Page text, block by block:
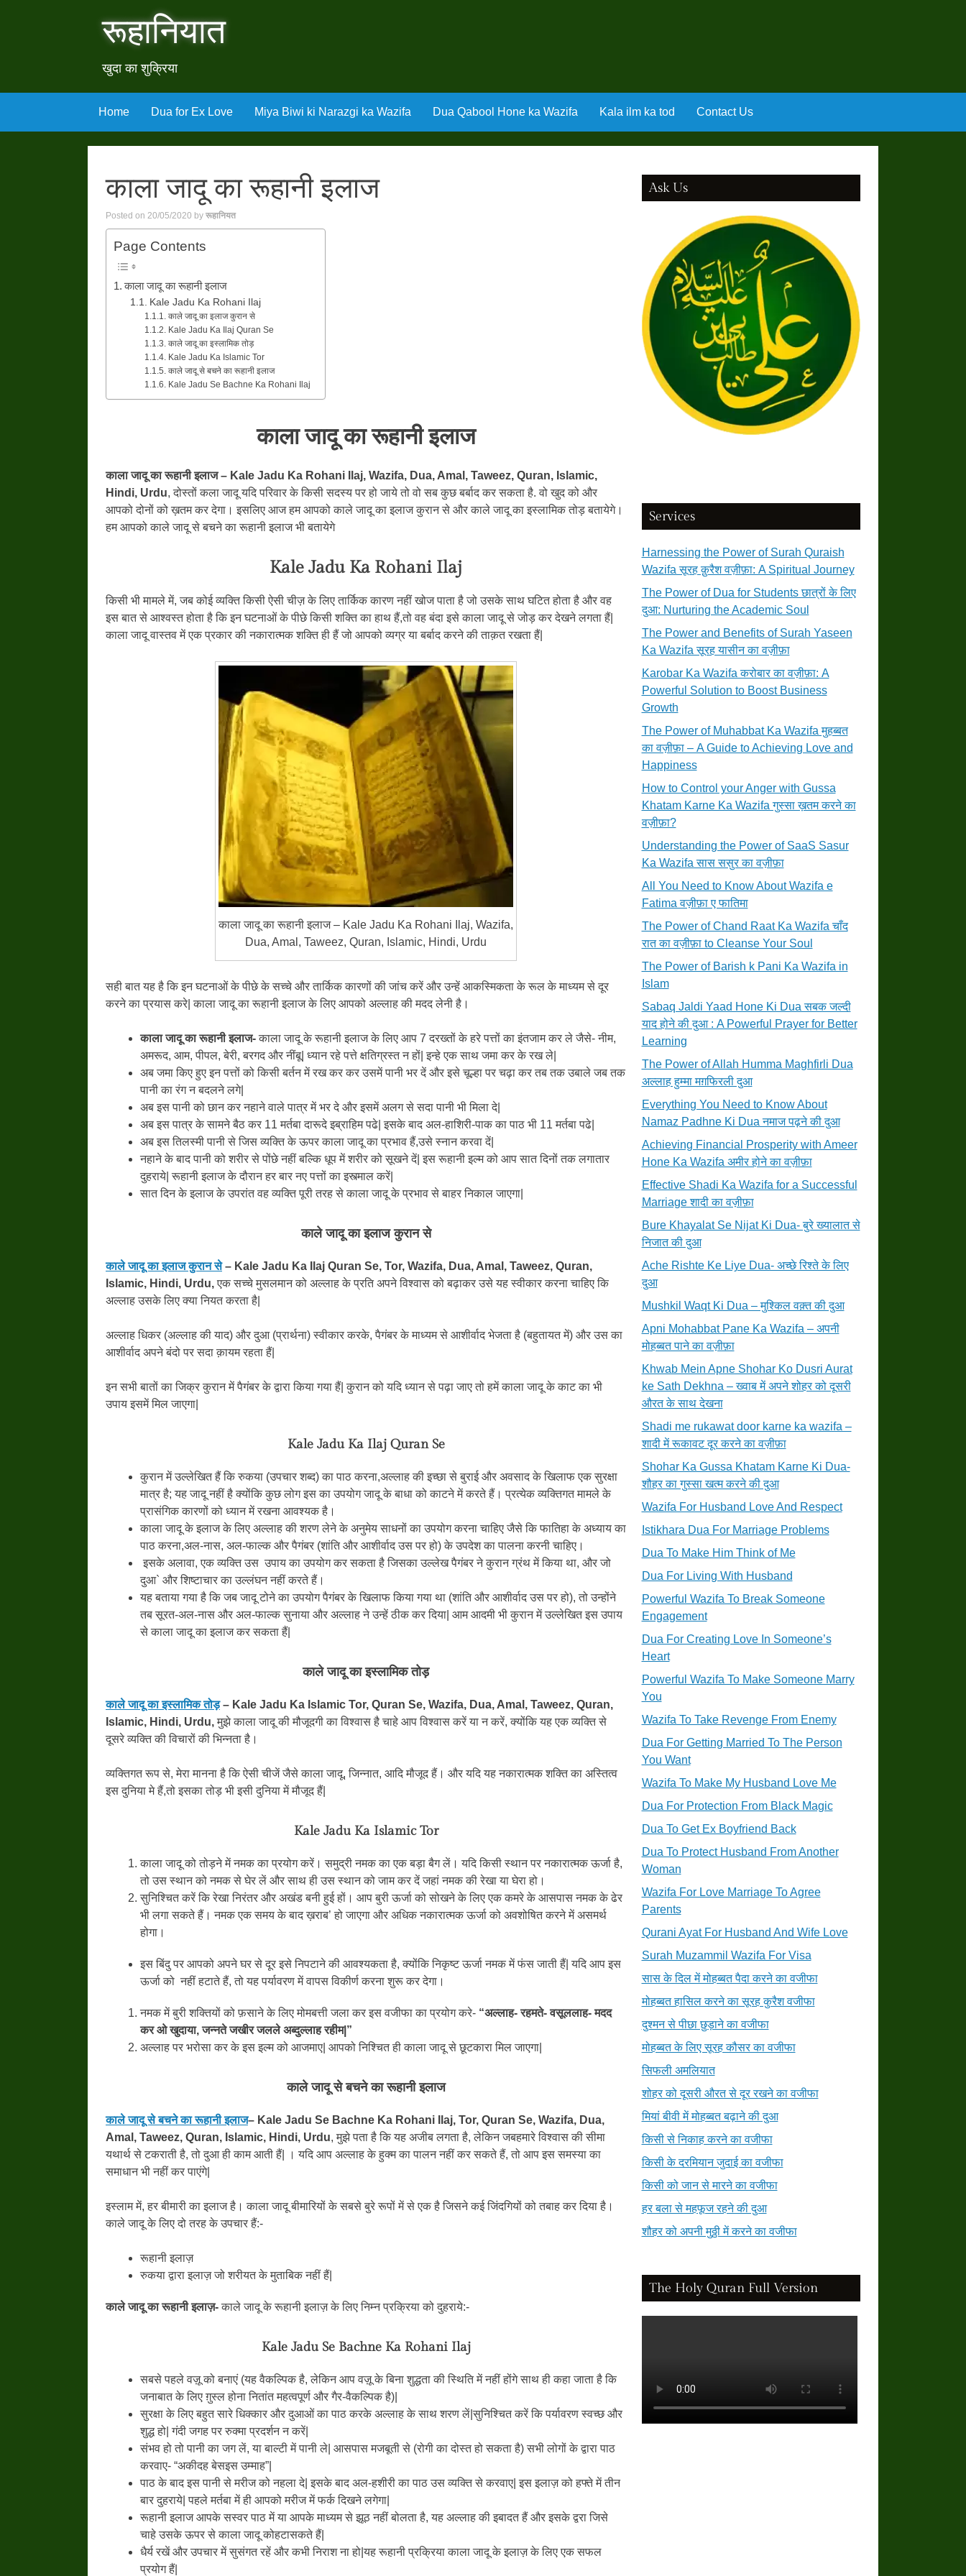
रूहानियात
खुदा का शुक्रिया
Skip
content
Home Dua for Ex Love Miya Biwi ki Narazgi ka Wazifa Dua Qabool Hone ka Wazifa Kala ilm ka tod Contact Us
काला जादू का रूहानी इलाज
Posted on 20/05/2020 by रूहानियत
Page Contents
काला जादू का रूहानी इलाज
Kale Jadu Ka Rohani Ilaj
काले जादू का इलाज कुरान से
Kale Jadu Ka Ilaj Quran Se
काले जादू का इस्लामिक तोड़
Kale Jadu Ka Islamic Tor
काले जादू से बचने का रूहानी इलाज
Kale Jadu Se Bachne Ka Rohani Ilaj
काला जादू का रूहानी इलाज
काला जादू का रूहानी इलाज – Kale Jadu Ka Rohani Ilaj, Wazifa, Dua, Amal, Taweez, Quran, Islamic,
Hindi, Urdu, दोस्तों कला जादू यदि परिवार के किसी सदस्य पर हो जाये तो वो सब कुछ बर्बाद कर सकता है. वो खुद को और
आपको दोनों को ख़तम कर देगा। इसलिए आज हम आपको काले जादू का इलाज कुरान से और काले जादू का इस्लामिक तोड़ बतायेगे।
हम आपको काले जादू से बचने का रूहानी इलाज भी बतायेगे
Kale Jadu Ka Rohani Ilaj
किसी भी मामले में, जब कोई व्यक्ति किसी ऐसी चीज़ के लिए तार्किक कारण नहीं खोज पाता है जो उसके साथ घटित होता है और वह
इस बात से आश्वस्त होता है कि इन घटनाओं के पीछे किसी शक्ति का हाथ हैं,तो वह बंदा इसे काला जादू से जोड़ कर देखने लगता हैं|
काला जादू वास्तव में एक प्रकार की नकारात्मक शक्ति ही हैं जो आपको व्यग्र या बर्बाद करने की ताक़त रखता हैं|
काला जादू का रूहानी इलाज – Kale Jadu Ka Rohani Ilaj, Wazifa,
Dua, Amal, Taweez, Quran, Islamic, Hindi, Urdu
सही बात यह है कि इन घटनाओं के पीछे के सच्चे और तार्किक कारणों की जांच करें और उन्हें आकस्मिकता के रूल के माध्यम से दूर
करने का प्रयास करे| काला जादू का रूहानी इलाज के लिए आपको अल्लाह की मदद लेनी है।
काला जादू का रूहानी इलाज-काला जादू के रूहानी इलाज के लिए आप 7 दरख्तों के हरे पत्तों का इंतजाम कर ले जैसे- नीम,
अमरूद, आम, पीपल, बेरी, बरगद और नींबू| ध्यान रहे पत्ते क्षतिग्रस्त न हों| इन्हे एक साथ जमा कर के रख ले|
अब जमा किए हुए इन पत्तों को किसी बर्तन में रख कर कर उसमें पानी भर दें और इसे चूल्हा पर चढ़ा कर तब तक उबाले जब तक
पानी का रंग न बदलने लगे|
अब इस पानी को छान कर नहाने वाले पात्र में भर दे और इसमें अलग से सदा पानी भी मिला दे|
अब इस पात्र के सामने बैठ कर 11 मर्तबा दारूदे इब्राहिम पढे| इसके बाद अल-हाशिरी-पाक का पाठ भी 11 मर्तबा पढे|
अब इस तिलस्मी पानी से जिस व्यक्ति के ऊपर काला जादू का प्रभाव हैं,उसे स्नान करवा दें|
नहाने के बाद पानी को शरीर से पोंछे नहीं बल्कि धूप में शरीर को सूखने दें| इस रूहानी इल्म को आप सात दिनों तक लगातार
दुहराये| रूहानी इलाज के दौरान हर बार नए पत्तों का इस्त्माल करें|
सात दिन के इलाज के उपरांत वह व्यक्ति पूरी तरह से काला जादू के प्रभाव से बाहर निकाल जाएगा|
काले जादू का इलाज कुरान से
काले जादू का इलाज कुरान से– Kale Jadu Ka Ilaj Quran Se, Tor, Wazifa, Dua, Amal, Taweez, Quran,
Islamic, Hindi, Urdu,एक सच्चे मुसलमान को अल्लाह के प्रति अपने विश्वास को बढ़ाकर उसे यह स्वीकार करना चाहिए कि
अल्लाह उसके लिए क्या नियत करता है|
अल्लाह धिकर (अल्लाह की याद) और दुआ (प्रार्थना) स्वीकार करके, पैगंबर के माध्यम से आशीर्वाद भेजता है (बहुतायत में) और उस का
आशीर्वाद अपने बंदो पर सदा क़ायम रहता हैं|
इन सभी बातों का जिक्र कुरान में पैगंबर के द्वारा किया गया हैं| कुरान को यदि ध्यान से पढ़ा जाए तो हमें काला जादू के काट का भी
उपाय इसमें मिल जाएगा|
Kale Jadu Ka Ilaj Quran Se
कुरान में उल्लेखित हैं कि रुकया (उपचार शब्द) का पाठ करना,अल्लाह की इच्छा से बुराई और अवसाद के खिलाफ एक सुरक्षा
मात्र है; यह जादू नहीं है क्योंकि कुछ लोग इस का उपयोग जादू के बाधा को काटने में करते हैं। प्रत्येक व्यक्तिगत मामले के
प्रासंगिक कारणों को ध्यान में रखना आवश्यक है।
काला जादू के इलाज के लिए अल्लाह की शरण लेने के अनुमेय साधनों का उपयोग करना चाहिए जैसे कि फातिहा के अध्याय का
पाठ करना,अल-नास, अल-फाल्क और पैगंबर (शांति और आशीर्वाद उस पर हो) के उपदेश का पालना करनी चाहिए।
इसके अलावा, एक व्यक्ति उस उपाय का उपयोग कर सकता है जिसका उल्लेख पैगंबर ने कुरान ग्रंथ में किया था, और जो
दुआ` और शिष्टाचार का उल्लंघन नहीं करते हैं।
यह बताया गया है कि जब जादू टोने का उपयोग पैगंबर के खिलाफ किया गया था (शांति और आशीर्वाद उस पर हो), तो उन्होंने
तब सूरत-अल-नास और अल-फाल्क सुनाया और अल्लाह ने उन्हें ठीक कर दिया| आम आदमी भी कुरान में उल्लेखित इस उपाय
से काला जादू का इलाज कर सकता हैं|
काले जादू का इस्लामिक तोड़
काले जादू का इस्लामिक तोड़– Kale Jadu Ka Islamic Tor, Quran Se, Wazifa, Dua, Amal, Taweez, Quran,
Islamic, Hindi, Urdu,मुझे काला जादू की मौजूदगी का विश्वास है चाहे आप विश्वास करें या न करें, क्योंकि यह एक व्यक्ति से
दूसरे व्यक्ति की विचारों की भिन्नता है।
व्यक्तिगत रूप से, मेरा मानना है कि ऐसी चीजें जैसे काला जादू, जिन्नात, आदि मौजूद हैं। और यदि यह नकारात्मक शक्ति का अस्तित्व
इस दुनिया मे हैं,तो इसका तोड़ भी इसी दुनिया में मौजूद हैं|
Kale Jadu Ka Islamic Tor
काला जादू को तोड़ने में नमक का प्रयोग करें। समुद्री नमक का एक बड़ा बैग लें। यदि किसी स्थान पर नकारात्मक ऊर्जा है,
तो उस स्थान को नमक से घेर लें और साथ ही उस स्थान को जाम कर दें जहां नमक की रेखा या घेरा हो।
सुनिश्चित करें कि रेखा निरंतर और अखंड बनी हुई हों। आप बुरी ऊर्जा को सोखने के लिए एक कमरे के आसपास नमक के ढेर
भी लगा सकते हैं। नमक एक समय के बाद ख़राब’ हो जाएगा और अधिक नकारात्मक ऊर्जा को अवशोषित करने में असमर्थ
होगा।
इस बिंदु पर आपको अपने घर से दूर इसे निपटाने की आवश्यकता है, क्योंकि निकृष्ट ऊर्जा नमक में फंस जाती हैं| यदि आप इस
ऊर्जा को नहीं हटाते हैं, तो यह पर्यावरण में वापस विकीर्ण करना शुरू कर देगा।
नमक में बुरी शक्तियों को फ़साने के लिए मोमबत्ती जला कर इस वजीफा का प्रयोग करे- “अल्लाह- रहमते- वसूललाह- मदद
कर ओ खुदाया, जन्नते जखीर जलले अब्दुल्लाह रहीम|”
अल्लाह पर भरोसा कर के इस इल्म को आजमाए| आपको निश्चित ही काला जादू से छूटकारा मिल जाएगा|
काले जादू से बचने का रूहानी इलाज
काले जादू से बचने का रूहानी इलाज– Kale Jadu Se Bachne Ka Rohani Ilaj, Tor, Quran Se, Wazifa, Dua,
Amal, Taweez, Quran, Islamic, Hindi, Urdu, मुझे पता है कि यह अजीब लगता है, लेकिन जबहमारे विश्वास की सीमा
यथार्थ से टकराती है, तो दुआ ही काम आती हैं| । यदि आप अल्लाह के हुक्म का पालन नहीं कर सकते हैं, तो आप इस समस्या का
समाधान भी नहीं कर पाएंगे|
इस्लाम में, हर बीमारी का इलाज है। काला जादू बीमारियों के सबसे बुरे रूपों में से एक है जिसने कई जिंदगियों को तबाह कर दिया है।
काले जादू के लिए दो तरह के उपचार हैं:-
रूहानी इलाज़
रुकया द्वारा इलाज़ जो शरीयत के मुताबिक नहीं हैं|
काले जादू का रूहानी इलाज़-काले जादू के रूहानी इलाज़ के लिए निम्न प्रक्रिया को दुहराये:-
Kale Jadu Se Bachne Ka Rohani Ilaj
सबसे पहले वज़ू को बनाएं (यह वैकल्पिक है, लेकिन आप वज़ू के बिना शुद्धता की स्थिति में नहीं होंगे साथ ही कहा जाता है कि
जनाबात के लिए ग़ुस्ल होना नितांत महत्वपूर्ण और गैर-वैकल्पिक है)|
सुरक्षा के लिए बहुत सारे धिक्कार और दुआओं का पाठ करके अल्लाह के साथ शरण लें|सुनिश्चित करें कि पर्यावरण स्वच्छ और
शुद्ध हो| गंदी जगह पर रुक्मा प्रदर्शन न करें|
संभव हो तो पानी का जग लें, या बाल्टी में पानी ले| आसपास मजबूती से (रोगी का दोस्त हो सकता है) सभी लोगों के द्वारा पाठ
करवाए- “अकीदह बेसइस उम्माह”|
पाठ के बाद इस पानी से मरीज को नहला दे| इसके बाद अल-हशीरी का पाठ उस व्यक्ति से करवाए| इस इलाज़ को हफ्ते में तीन
बार दुहराये| पहले मर्तबा में ही आपको मरीज में फर्क दिखने लगेगा|
रूहानी इलाज आपके सस्वर पाठ में या आपके माध्यम से झूठ नहीं बोलता है, यह अल्लाह की इबादत हैं और इसके द्वरा जिसे
चाहे उसके ऊपर से काला जादू कोहटासकते हैं|
धैर्य रखें और उपचार में सुसंगत रहें और कभी निराश ना हो|यह रूहानी प्रक्रिया काला जादू के इलाज़ के लिए एक सफल
प्रयोग हैं|
Ask Us
Services
Harnessing the Power of Surah Quraish
Wazifa सूरह क़ुरैश वज़ीफ़ा: A Spiritual Journey
The Power of Dua for Students छात्रों के लिए
दुआ: Nurturing the Academic Soul
The Power and Benefits of Surah Yaseen
Ka Wazifa सूरह यासीन का वज़ीफ़ा
Karobar Ka Wazifa करोबार का वज़ीफ़ा: A
Powerful Solution to Boost Business
Growth
The Power of Muhabbat Ka Wazifa मुहब्बत
का वज़ीफ़ा – A Guide to Achieving Love and
Happiness
How to Control your Anger with Gussa
Khatam Karne Ka Wazifa गुस्सा ख़तम करने का
वज़ीफ़ा?
Understanding the Power of SaaS Sasur
Ka Wazifa सास ससुर का वज़ीफ़ा
All You Need to Know About Wazifa e
Fatima वज़ीफ़ा ए फातिमा
The Power of Chand Raat Ka Wazifa चाँद
रात का वज़ीफ़ा to Cleanse Your Soul
The Power of Barish k Pani Ka Wazifa in
Islam
Sabaq Jaldi Yaad Hone Ki Dua सबक जल्दी
याद होने की दुआ : A Powerful Prayer for Better
Learning
The Power of Allah Humma Maghfirli Dua
अल्लाह हुम्मा मग़फिरली दुआ
Everything You Need to Know About
Namaz Padhne Ki Dua नमाज पढ़ने की दुआ
Achieving Financial Prosperity with Ameer
Hone Ka Wazifa अमीर होने का वज़ीफ़ा
Effective Shadi Ka Wazifa for a Successful
Marriage शादी का वज़ीफ़ा
Bure Khayalat Se Nijat Ki Dua- बुरे ख्यालात से
निजात की दुआ
Ache Rishte Ke Liye Dua- अच्छे रिश्ते के लिए
दुआ
Mushkil Waqt Ki Dua – मुश्किल वक़्त की दुआ
Apni Mohabbat Pane Ka Wazifa – अपनी
मोहब्बत पाने का वज़ीफ़ा
Khwab Mein Apne Shohar Ko Dusri Aurat
ke Sath Dekhna – ख्वाब में अपने शोहर को दूसरी
औरत के साथ देखना
Shadi me rukawat door karne ka wazifa –
शादी में रूकावट दूर करने का वज़ीफ़ा
Shohar Ka Gussa Khatam Karne Ki Dua-
शौहर का गुस्सा खत्म करने की दुआ
Wazifa For Husband Love And Respect
Istikhara Dua For Marriage Problems
Dua To Make Him Think of Me
Dua For Living With Husband
Powerful Wazifa To Break Someone
Engagement
Dua For Creating Love In Someone’s
Heart
Powerful Wazifa To Make Someone Marry
You
Wazifa To Take Revenge From Enemy
Dua For Getting Married To The Person
You Want
Wazifa To Make My Husband Love Me
Dua For Protection From Black Magic
Dua To Get Ex Boyfriend Back
Dua To Protect Husband From Another
Woman
Wazifa For Love Marriage To Agree
Parents
Qurani Ayat For Husband And Wife Love
Surah Muzammil Wazifa For Visa
सास के दिल में मोहब्बत पैदा करने का वजीफा
मोहब्बत हासिल करने का सूरह कुरैश वजीफा
दुश्मन से पीछा छुड़ाने का वजीफा
मोहब्बत के लिए सूरह कौसर का वजीफा
सिफली अमलियात
शोहर को दूसरी औरत से दूर रखने का वजीफा
मियां बीवी में मोहब्बत बढ़ाने की दुआ
किसी से निकाह करने का वजीफा
किसी के दरमियान जुदाई का वजीफा
किसी को जान से मारने का वजीफा
हर बला से महफूज रहने की दुआ
शौहर को अपनी मुठ्ठी में करने का वजीफा
The Holy Quran Full Version